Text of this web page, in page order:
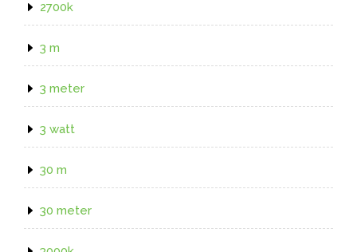
2700k
3 m
3 meter
3 watt
30 m
30 meter